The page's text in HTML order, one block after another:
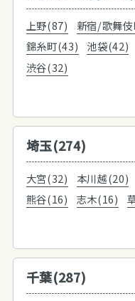
上野(87) 新宿/歌舞
錦糸町(43)
池袋(42)
渋谷(32)
埼玉(274)
大宮(32) 本川越(20)
熊谷(16)
志木(16)
千葉(287)